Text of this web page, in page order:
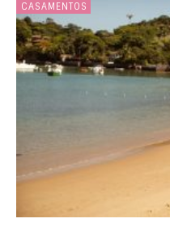
CASAMENTOS